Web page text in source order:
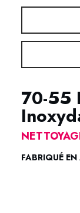
70-55
FABRIQUÉ